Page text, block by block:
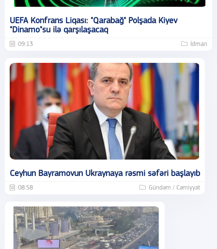
UEFA Konfrans Liqası: "Qarabağ" Polşada Kiyev
"Dinamo"su ilə qarşılaşacaq
09:13 İdman
Ceyhun Bayramovun Ukraynaya rəsmi səfəri başlayıb
08:58 Gündəm / Cəmiyyət